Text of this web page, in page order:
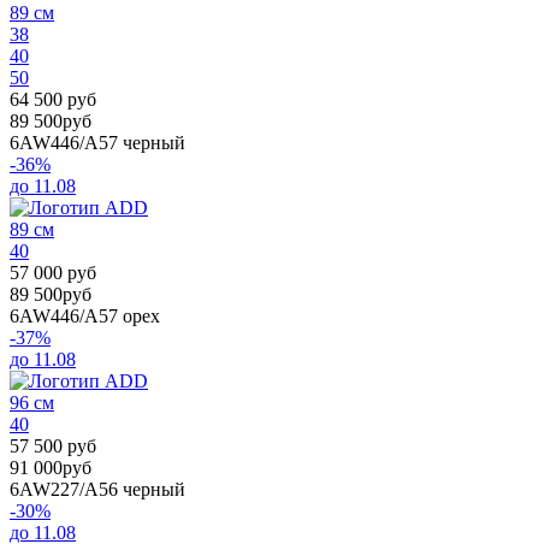
89 см
38
40
50
64 500 руб
89 500руб
6AW446/A57 черный
-36%
до 11.08
89 см
40
57 000 руб
89 500руб
6AW446/A57 орех
-37%
до 11.08
96 см
40
57 500 руб
91 000руб
6AW227/A56 черный
-30%
до 11.08